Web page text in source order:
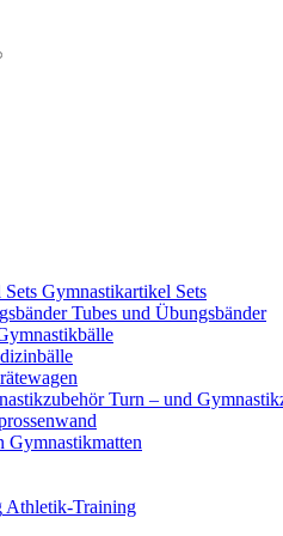
Gymnastikartikel Sets
Tubes und Übungsbänder
Turn – und
Gymnastikmatten
Athletik-Training